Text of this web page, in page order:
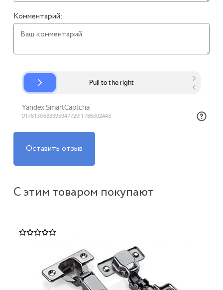
Комментарий:
Оставить отзыв
С этим товаром покупают